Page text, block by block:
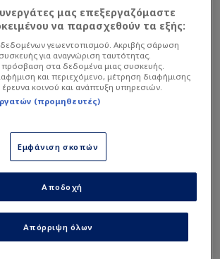
το «σπίτι» του, εκεί όπου
και έζησε στιγμές
που ξεκινά το ποδόσφαιρο
έχει ως απόλυτο
μας επεξεργαζόμαστε
να παρασχεθούν τα εξής:
γεωεντοπισμού. Ακριβής σάρωση
για αναγνώριση ταυτότητας.
στα δεδομένα μιας συσκευής.
και περιεχόμενο, μέτρηση διαφήμισης
έρευνα κοινού και ανάπτυξη υπηρεσιών.
(προμηθευτές)
Εμφάνιση σκοπών
Απόρριψη όλων
Αποδοχή